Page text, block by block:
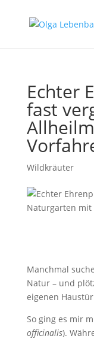
Echter
fast
Wildkräuter
Manchmal
Natur – und
eigenen
So ging es mir
officinalis).